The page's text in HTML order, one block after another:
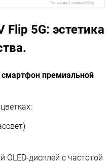
Flip 5G: эстетика
смартфон премиальной
дисплей с частотой